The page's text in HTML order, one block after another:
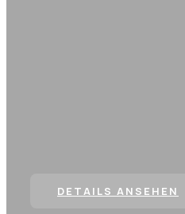
DETAILS ANSEHEN